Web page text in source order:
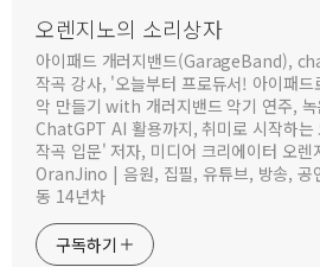
오렌지노의 소리상자
아이패드 개러지밴드(GarageBand),
작곡 강사, '오늘부터 프로듀서! 아이패드
악 만들기 with 개러지밴드 악기 연주,
ChatGPT AI 활용까지, 취미로 시작하는
작곡 입문' 저자, 미디어 크리에이터 오렌
OranJino | 음원, 집필, 유튜브, 방송, 공
동 14년차
구독하기